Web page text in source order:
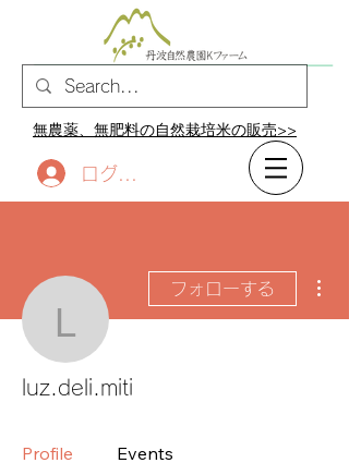
無農薬、無肥料の自然栽培米の販売>>
ログイン
luz.deli.miti
フォローする
luz.deli.miti
Profile Events